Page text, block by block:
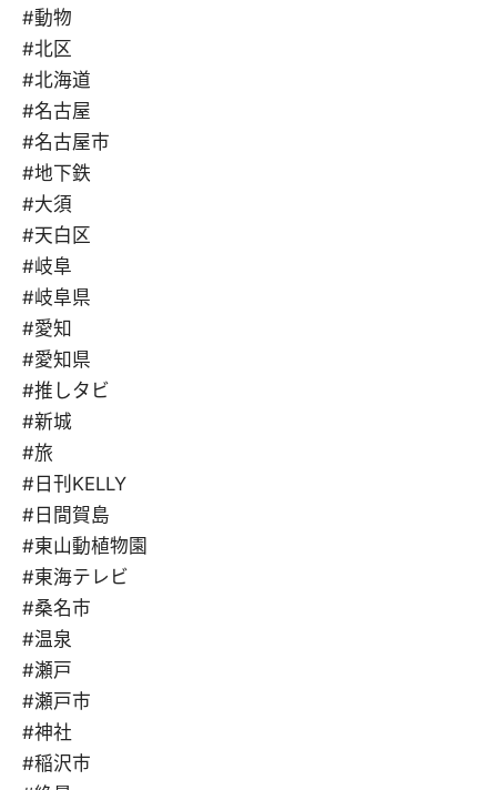
#動物
#北区
#北海道
#名古屋
#名古屋市
#地下鉄
#大須
#天白区
#岐阜
#岐阜県
#愛知
#愛知県
#推しタビ
#新城
#旅
#日刊KELLY
#日間賀島
#東山動植物園
#東海テレビ
#桑名市
#温泉
#瀬戸
#瀬戸市
#神社
#稲沢市